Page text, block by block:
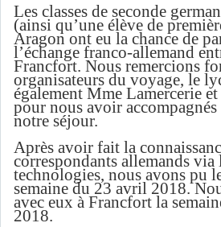
Les classes de seconde
(ainsi qu’une élève de
Aragon ont eu la chance de
l’échange franco-allemand
Francfort. Nous remercions
organisateurs du voyage, le
également Mme Lamercerie
pour nous avoir
notre séjour.
Après avoir fait la
correspondants allemands via
technologies, nous avons pu
semaine du 23 avril 2018.
avec eux à Francfort la
2018.